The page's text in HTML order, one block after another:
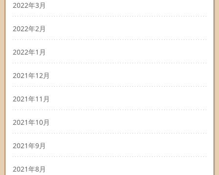
2022年3月
2022年2月
2022年1月
2021年12月
2021年11月
2021年10月
2021年9月
2021年8月